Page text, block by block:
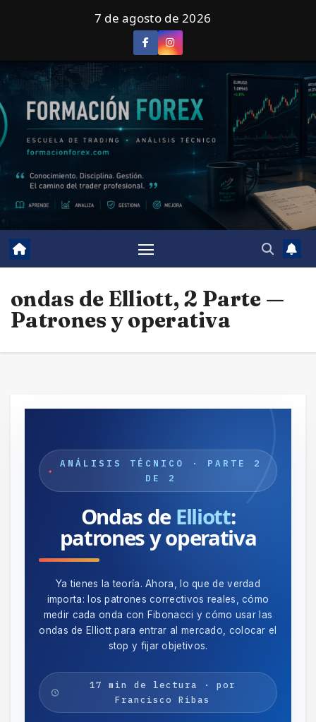
7 de agosto de 2026
ondas de Elliott, 2 Parte —
Patrones y operativa
ANÁLISIS TÉCNICO · PARTE 2
DE 2
Ondas de Elliott:
patrones y operativa
Ya tienes la teoría. Ahora, lo que de verdad
importa: los patrones correctivos reales, cómo
medir cada onda con Fibonacci y cómo usar las
ondas de Elliott para entrar al mercado, colocar el
stop y fijar objetivos.
17 min de lectura · por
Francisco Ribas